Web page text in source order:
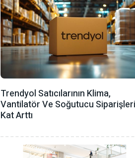
Trendyol Satıcılarının Klima,
Vantilatör ‎ve Soğutucu
Kat Arttı